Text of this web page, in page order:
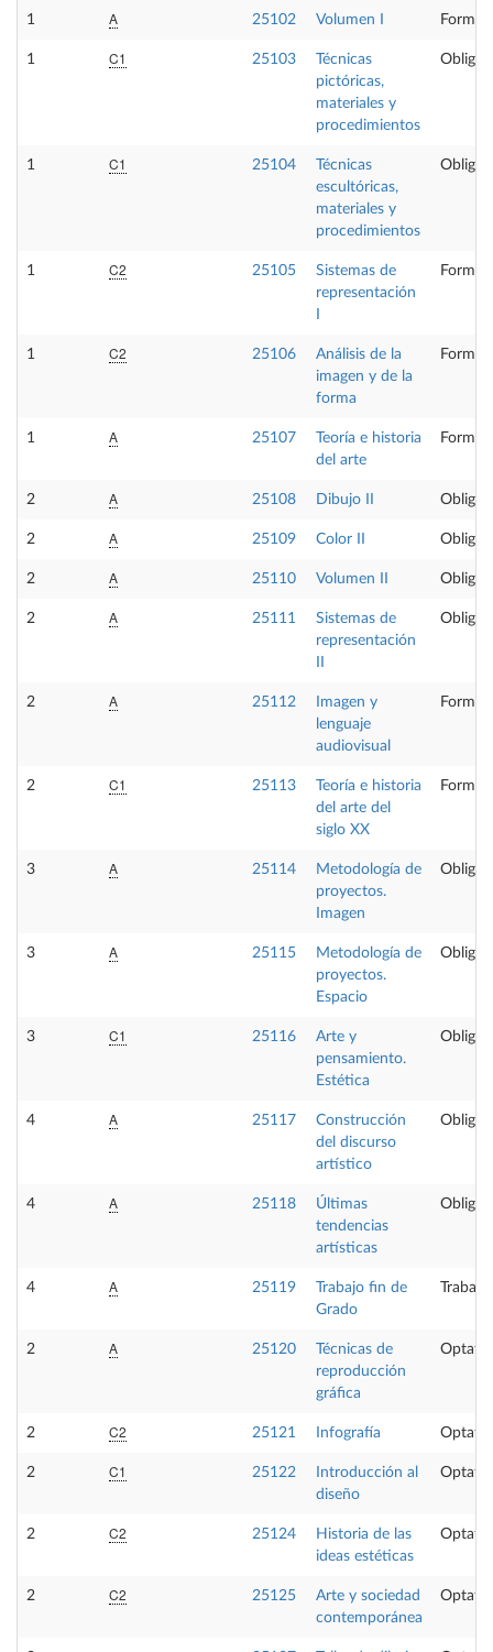
1 A 25102 Volumen I
1 C1 25103
Técnicas
pictóricas,
materiales y
procedimientos
1 C1 25104
Técnicas
escultóricas,
materiales y
procedimientos
1 C2 25105
Sistemas de
representación
1 C2 25106
Análisis de la
imagen y de la
forma
1 A 25107
Teoría e historia
del arte
2 A 25108 Dibujo II
2 A 25109 Color II
2 A 25110 Volumen II
2 A 25111
Sistemas de
representación
2 A 25112
Imagen y
lenguaje
audiovisual
2 C1 25113
Teoría e historia
del arte del
siglo XX
3 A 25114
Metodología de
proyectos.
Imagen
3 A 25115
Metodología de
proyectos.
Espacio
3 C1 25116
Arte y
pensamiento.
Estética
4 A 25117
Construcción
del discurso
artístico
4 A 25118
Últimas
tendencias
artísticas
4 A 25119
Trabajo fin de
Grado
2 A 25120
Técnicas de
reproducción
gráfica
2 C2 25121 Infografía
2 C1 25122
Introducción al
diseño
2 C2 25124
Historia de las
ideas estéticas
2 C2 25125
Arte y sociedad
contemporánea